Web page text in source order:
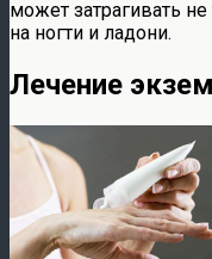
может затрагивать не
на ногти и ладони.
Лечение